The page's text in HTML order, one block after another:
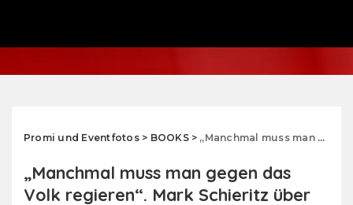
Promi und Eventfotos> BOOKS> „Manchmal muss man gegen das Volk regieren“. Mark Schieritz über die Grenzen der demokratischen Willensbildung
„Manchmal muss man gegen das
Volk regieren“. Mark Schieritz über